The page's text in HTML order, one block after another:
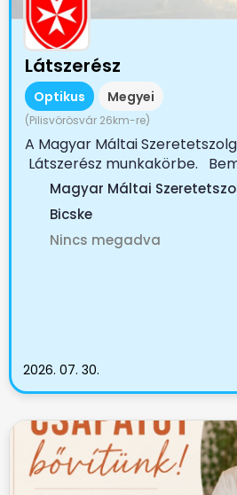
Látszerész
Optikus Megyei
(Pilisvörösvár 26km-re)
A Magyar Máltai
Látszerész munkakörbe.
Magyar Máltai
Bicske
Nincs megadva
2026. 07. 30.